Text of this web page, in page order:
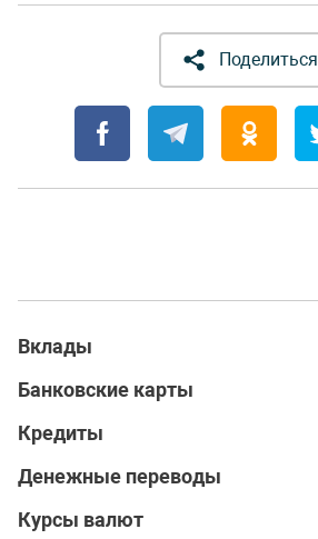
Поделиться
Вклады
Банковские карты
Кредиты
Денежные переводы
Курсы валют